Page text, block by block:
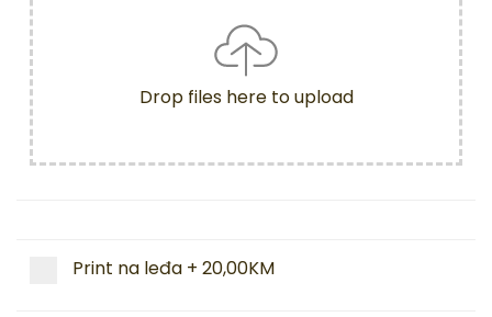
Drop files here to upload
Print na leđa + 20,00KM